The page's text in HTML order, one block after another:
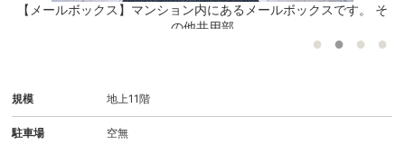
【メールボックス】マンション内にあるメールボックスです。 そ
の他共用部
規模 地上11階
駐車場 空無